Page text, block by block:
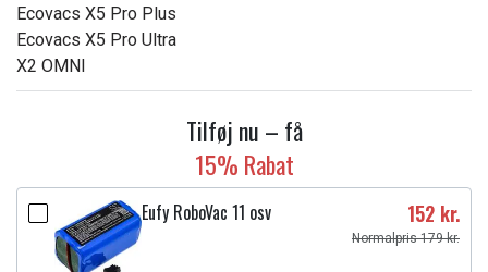
Ecovacs X5 Pro Plus
Ecovacs X5 Pro Ultra
X2 OMNI
Tilføj nu – få
15% Rabat
Eufy RoboVac 11 osv 152 kr.
Normalpris 179 kr.